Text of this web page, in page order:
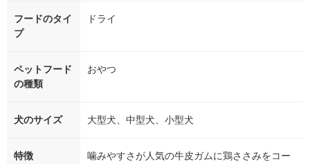
フードのタイ
プ
ドライ
ペットフード
の種類
おやつ
犬のサイズ 大型犬、中型犬、小型犬
特徴 噛みやすさが人気の牛皮ガムに鶏ささみをコー